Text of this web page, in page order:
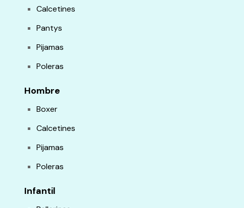
Calcetines
Pantys
Pijamas
Poleras
Hombre
Boxer
Calcetines
Pijamas
Poleras
Infantil